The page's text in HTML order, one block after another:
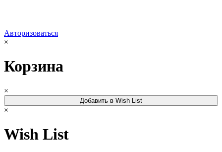
Авторизоваться
×
Корзина
×
Добавить в Wish List
×
Wish List